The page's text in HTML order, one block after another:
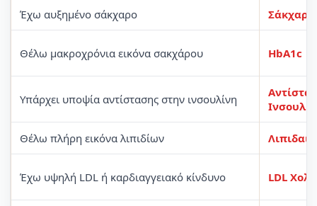
Έχω αυξημένο σάκχαρο Σάκχαρο
Θέλω μακροχρόνια εικόνα σακχάρου HbA1c
Υπάρχει υποψία αντίστασης στην ινσουλίνη
Θέλω πλήρη εικόνα λιπιδίων
Έχω υψηλή LDL ή καρδιαγγειακό κίνδυνο LDL